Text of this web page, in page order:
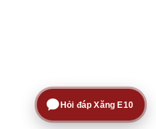
Hỏi đáp Xăng E10